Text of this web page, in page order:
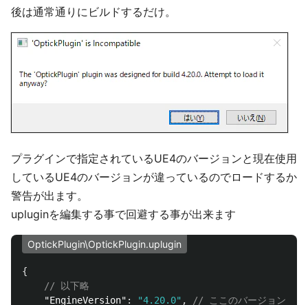
後は通常通りにビルドするだけ。
プラグインで指定されているUE4のバージョンと現在使用
しているUE4のバージョンが違っているのでロードするか
警告が出ます。
upluginを編集する事で回避する事が出来ます
OptickPlugin\OptickPlugin.uplugin
{
// 以下略
"EngineVersion" : "4.20.0" , // ここのバージョンを自